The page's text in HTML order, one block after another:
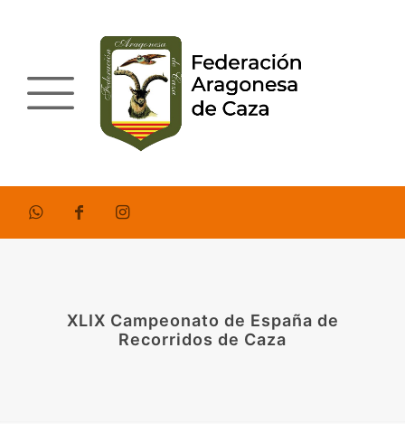
XLIX Campeonato de España de
Recorridos de Caza